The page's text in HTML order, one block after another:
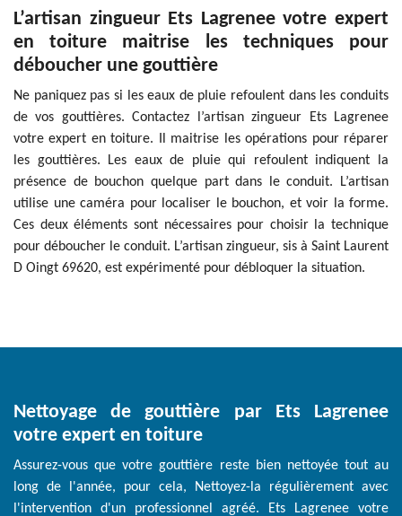
L’artisan zingueur Ets Lagrenee votre expert
en toiture maitrise les techniques pour
déboucher une gouttière
Ne paniquez pas si les eaux de pluie refoulent dans les conduits
de vos gouttières. Contactez l’artisan zingueur Ets Lagrenee
votre expert en toiture. Il maitrise les opérations pour réparer
les gouttières. Les eaux de pluie qui refoulent indiquent la
présence de bouchon quelque part dans le conduit. L’artisan
utilise une caméra pour localiser le bouchon, et voir la forme.
Ces deux éléments sont nécessaires pour choisir la technique
pour déboucher le conduit. L’artisan zingueur, sis à Saint Laurent
D Oingt 69620, est expérimenté pour débloquer la situation.
Nettoyage de gouttière par Ets Lagrenee
votre expert en toiture
Assurez-vous que votre gouttière reste bien nettoyée tout au
long de l'année, pour cela, Nettoyez-la régulièrement avec
l'intervention d'un professionnel agréé. Ets Lagrenee votre